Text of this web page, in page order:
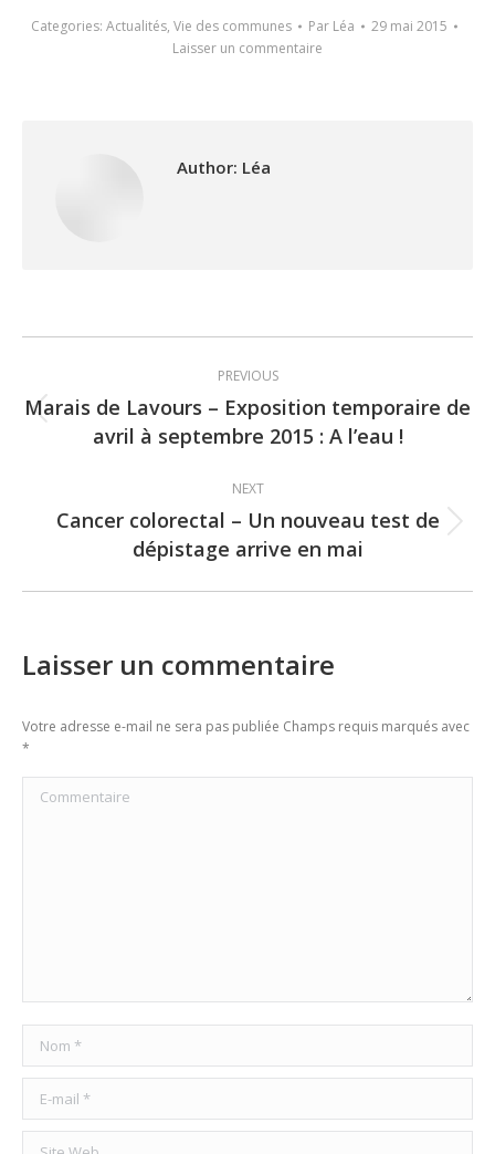
Categories: Actualités, Vie des communes Par Léa
29 mai 2015
Laisser un commentaire
Author: Léa
navigation
PREVIOUS
Previous
post:
Marais de Lavours – Exposition temporaire de
avril à septembre 2015 : A l’eau !
NEXT
Next
post:
Cancer colorectal – Un nouveau test de
dépistage arrive en mai
Laisser un commentaire
Votre adresse e-mail ne sera pas publiée Champs requis marqués avec
*
Commentaire
Nom *
E-mail *
Site Web